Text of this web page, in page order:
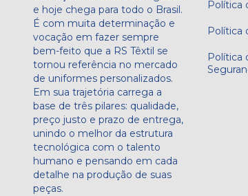
e hoje chega para todo o Brasil.
É com muita determinação e
vocação em fazer sempre
bem-feito que a RS Têxtil se
tornou referência no mercado
de uniformes personalizados.
Em sua trajetória carrega a
base de três pilares: qualidade,
preço justo e prazo de entrega,
unindo o melhor da estrutura
tecnológica com o talento
humano e pensando em cada
detalhe na produção de suas
peças.
Política
Política
Política